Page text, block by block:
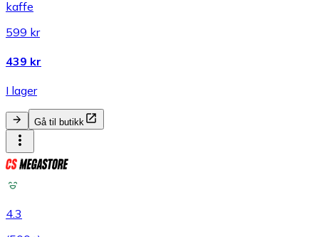
kaffe
599 kr
439 kr
I lager
Gå til butikk
4.3